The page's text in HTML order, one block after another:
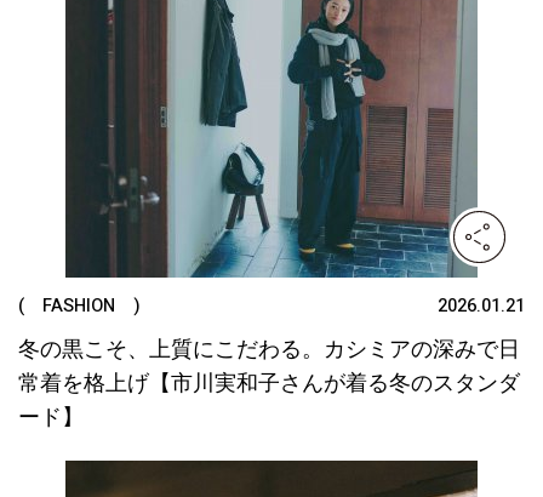
( FASHION ) 2026.01.21
冬の黒こそ、上質にこだわる。カシミアの深みで日
常着を格上げ【市川実和子さんが着る冬のスタンダ
ード】